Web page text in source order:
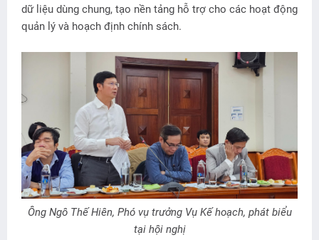
dữ liệu dùng chung, tạo nền tảng hỗ trợ cho các hoạt động
quản lý và hoạch định chính sách.
Ông Ngô Thế Hiên, Phó vụ trưởng Vụ Kế hoạch, phát biểu
tại hội nghị